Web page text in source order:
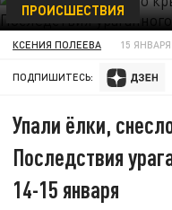
ПРОИСШЕСТВИЯ
КСЕНИЯ ПОЛЕЕВА 15 ЯНВАРЯ
ПОДПИШИТЕСЬ:
Упали ёлки,
Последствия
14-15 января